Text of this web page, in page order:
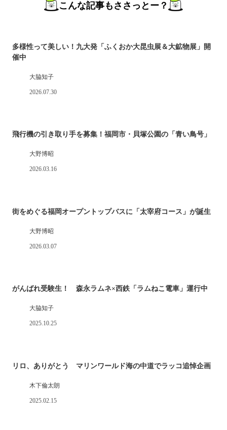
こんな記事もささっとー？
多様性って美しい！九大発「ふくおか大昆虫展＆大鉱物展」開
催中
大脇知子
2026.07.30
飛行機の引き取り手を募集！福岡市・貝塚公園の「青い鳥号」
大野博昭
2026.03.16
街をめぐる福岡オープントップバスに「太宰府コース」が誕生
大野博昭
2026.03.07
がんばれ受験生！ 森永ラムネ×西鉄「ラムねこ電車」運行中
大脇知子
2025.10.25
リロ、ありがとう マリンワールド海の中道でラッコ追悼企画
木下倫太朗
2025.02.15